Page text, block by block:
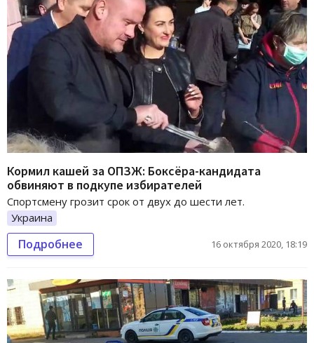
Кормил кашей за ОПЗЖ: Боксёра-кандидата
обвиняют в подкупе избирателей
Спортсмену грозит срок от двух до шести лет.
Украина
Подробнее 16 октября 2020, 18:19